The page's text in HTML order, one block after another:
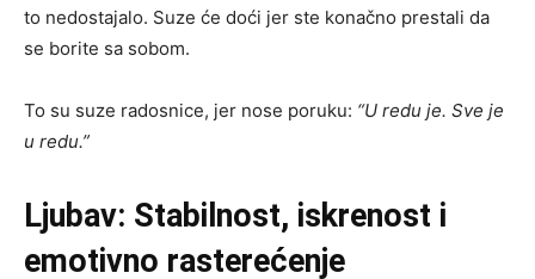
to nedostajalo. Suze će doći jer ste konačno prestali da
se borite sa sobom.
To su suze radosnice, jer nose poruku: “U redu je. Sve je
u redu.”
Ljubav: Stabilnost, iskrenost i
emotivno rasterećenje